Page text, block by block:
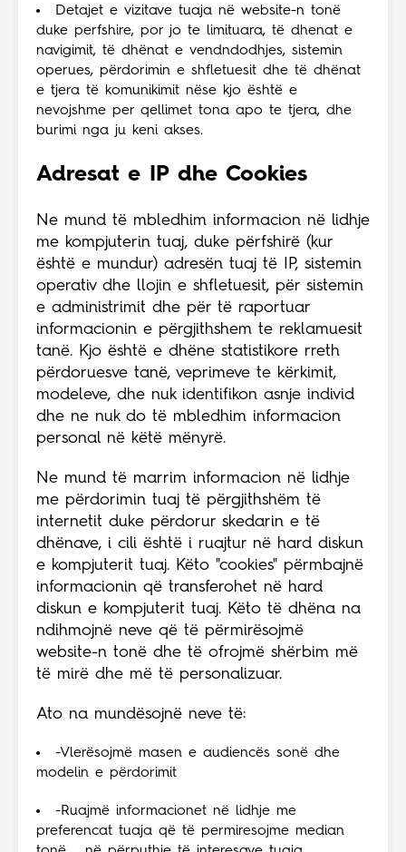
Detajet e vizitave tuaja në website-n tonë
duke perfshire, por jo te limituara, të dhenat e
navigimit, të dhënat e vendndodhjes, sistemin
operues, përdorimin e shfletuesit dhe të dhënat
e tjera të komunikimit nëse kjo është e
nevojshme per qellimet tona apo te tjera, dhe
burimi nga ju keni akses.
Adresat e IP dhe Cookies
Ne mund të mbledhim informacion në lidhje
me kompjuterin tuaj, duke përfshirë (kur
është e mundur) adresën tuaj të IP, sistemin
operativ dhe llojin e shfletuesit, për sistemin
e administrimit dhe për të raportuar
informacionin e përgjithshem te reklamuesit
tanë. Kjo është e dhëne statistikore rreth
përdoruesve tanë, veprimeve te kërkimit,
modeleve, dhe nuk identifikon asnje individ
dhe ne nuk do të mbledhim informacion
personal në këtë mënyrë.
Ne mund të marrim informacion në lidhje
me përdorimin tuaj të përgjithshëm të
internetit duke përdorur skedarin e të
dhënave, i cili është i ruajtur në hard diskun
e kompjuterit tuaj. Këto "cookies" përmbajnë
informacionin që transferohet në hard
diskun e kompjuterit tuaj. Këto të dhëna na
ndihmojnë neve që të përmirësojmë
website-n tonë dhe të ofrojmë shërbim më
të mirë dhe më të personalizuar.
Ato na mundësojnë neve të:
-Vlerësojmë masen e audiencës sonë dhe
modelin e përdorimit
-Ruajmë informacionet në lidhje me
preferencat tuaja që të permiresojme median